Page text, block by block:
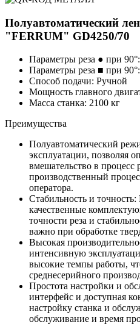
Полуавтоматический
"FERRUM" GD4250/70
Параметры реза ● при
Параметры реза ■ при
Способ подачи: Ручной
Мощность главного
Масса станка: 2100 кг
Преимущества
Полуавтоматический
эксплуатации, позволяя
вмешательство в процесс
производственный
оператора.
Стабильность и
качественные
точности реза и
важно при обработке
Высокая
интенсивную
высокие темпы работы,
среднесерийного
Простота настройки и
интерфейс и доступная
настройку станка и
обслуживание и время